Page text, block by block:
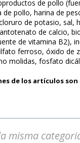
de pollo
de pollo, harina de
de potasio, sal,
de calcio,
de vitamina B2),
ferroso, óxido de
molidas, fosfato
de los artículos
misma